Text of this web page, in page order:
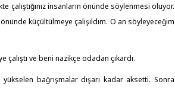
çalıştığınız insanların önünde söylenmesi oluyor.
küçültülmeye çalışıldım. O an söyleyeceğim
ve beni nazikçe odadan çıkardı.
bağrışmalar dışarı kadar aksetti. Sonra